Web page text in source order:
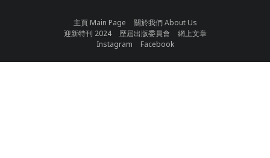
主頁 Main Page
關於我們 About Us
迎新特刊 2024
歷屆出版委員會
網上文章
Instagram
Facebook